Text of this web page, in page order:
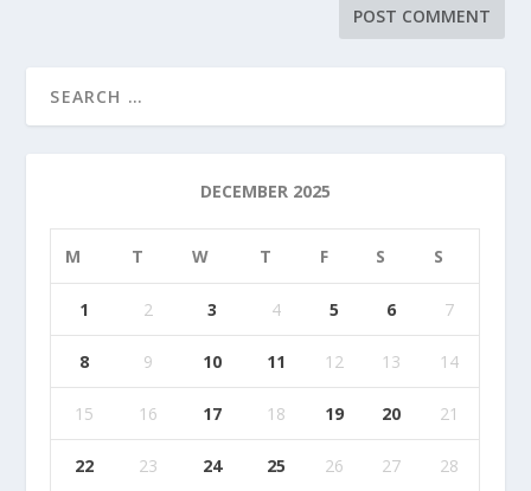
DECEMBER 2025
M T W T F S S
1 2 3 4 5 6 7
8 9 10 11 12 13 14
15 16 17 18 19 20 21
22 23 24 25 26 27 28